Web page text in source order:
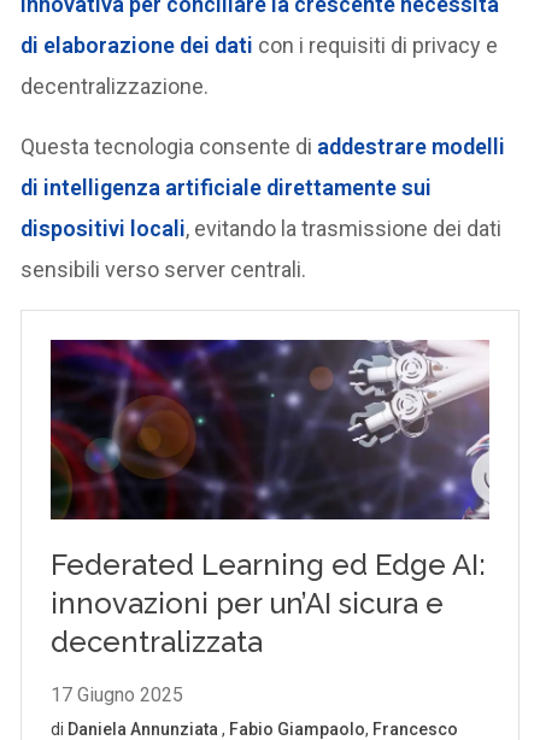
di elaborazione dei dati con i requisiti di privacy e
decentralizzazione.
Questa tecnologia consente di addestrare modelli
di intelligenza artificiale direttamente sui
dispositivi locali, evitando la trasmissione dei dati
sensibili verso server centrali.